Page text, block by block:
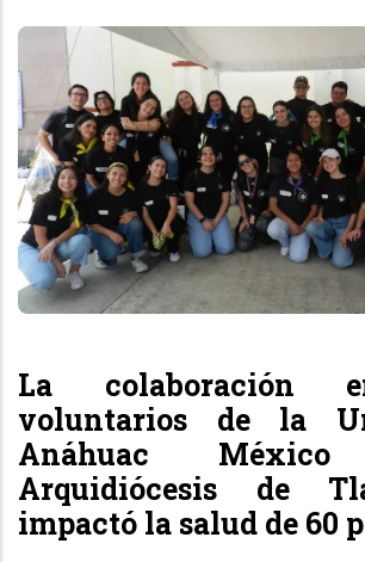
La colaboración
voluntarios de la
Anáhuac
Arquidiócesis de
impactó la salud de 60